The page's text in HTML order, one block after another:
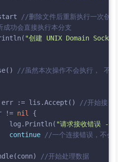
//删除文件后重新执行一次创建
功会直接执行本分支
"创建 UNIX Domain
//虽然本次操作不会执行， 不
:= lis.Accept()
//开始接
!= nil {
log.Println(
"请求接收错误 ->
continue
//一个连接错误，不会
//开始处理数据